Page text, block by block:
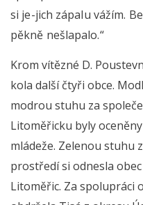
si je-jich zápalu vážím.
pěkně nešlapalo.“
Krom vítězné D.
kola další čtyři obce.
modrou stuhu za
Litoměřicku byly
mládeže. Zelenou stuhu
prostředí si odnesla
Litoměřic. Za spolupráci